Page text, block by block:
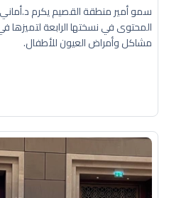
سمو أمير منطقة القصيم يكرم
المحتوى في نسختها الرابعة لتميزها
مشاكل وأمراض العيون للأطفال.